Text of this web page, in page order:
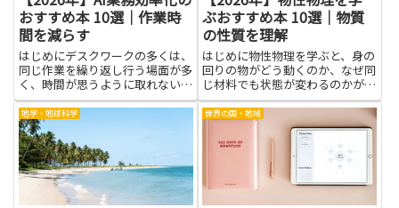
おすすめ本 10選｜作業時
間を減らす
はじめにデスクワークの多くは、
同じ作業を繰り返し行う場面が多
く、時間が思うように取れないと
感じる人が多いです。AI業務効率
化について学ぶと、日常の業務を
見直すきっかけが生まれ、どう改
善するかのヒントを見つけやすく
なります。難しい道具を一度に...
ぶおすすめ本 10選｜物質
の性質を理解
はじめに物性物理を学ぶと、身の
回りの物がどう動くのか、なぜ同
じ材料でも状態が変わるのかが、
ひとつの筋で見えてきます。原子
の動きや、金属が電気を流すしく
み、結晶の形が物性にどう影響す
るかといった基本の考え方を、や
さしい言葉と身近な例で丁寧に
地学・地球科学 世界の国・地域